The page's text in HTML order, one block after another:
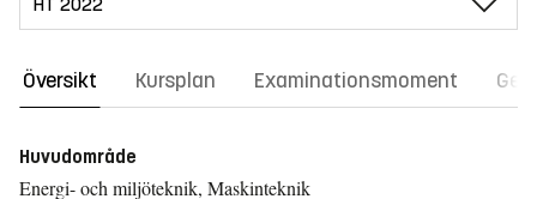
Översikt Kursplan Examinationsmoment
Huvudområde
Energi- och miljöteknik, Maskinteknik